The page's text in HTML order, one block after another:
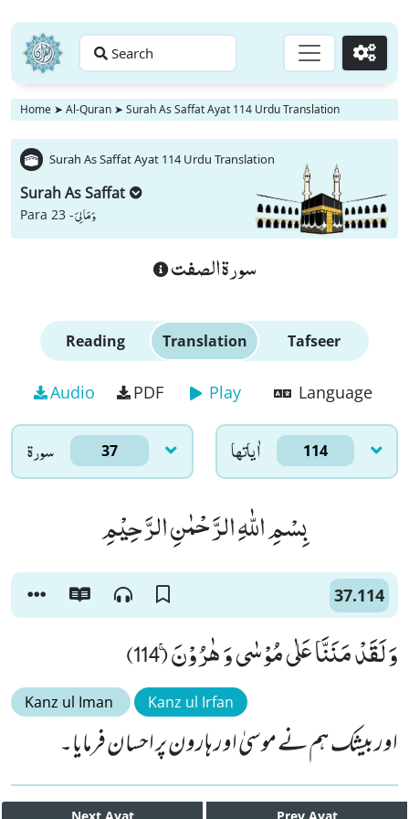
Search Go
Home ➤ Al-Quran ➤ Surah As Saffat Ayat 114 Urdu Translation
Surah As Saffat Ayat 114 Urdu Translation
Surah As Saffat
Para 23 -وَ مَا لِیَ
سورة الصفت
Reading Translation Tafseer
Audio PDF Play Language
سورۃ 37 اٰياتها 114
بِسْمِ اللّٰهِ الرَّحْمٰنِ الرَّحِیْمِ
37.114
وَ لَقَدْ مَنَنَّا عَلٰى مُوْسٰى وَ هٰرُوْنَۚ (114)
Kanz ul Iman Kanz ul Irfan
اور بیشک ہم نے موسیٰ اور ہارون پر احسان فرمایا۔